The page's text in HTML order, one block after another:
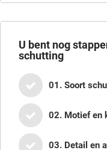
U bent nog
schutting
01. Soort
02. Motief en
03. Detail en